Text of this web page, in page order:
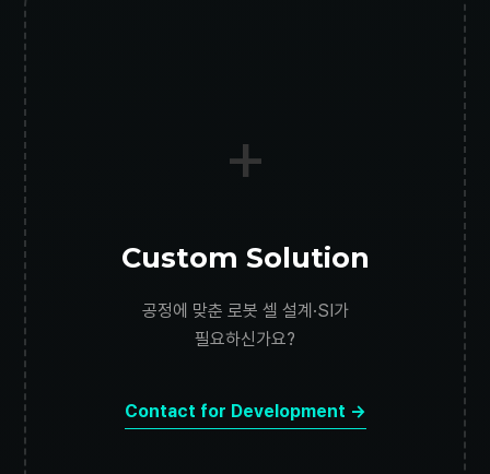
+
Custom Solution
공정에 맞춘 로봇 셀 설계·SI가
필요하신가요?
Contact for Development →